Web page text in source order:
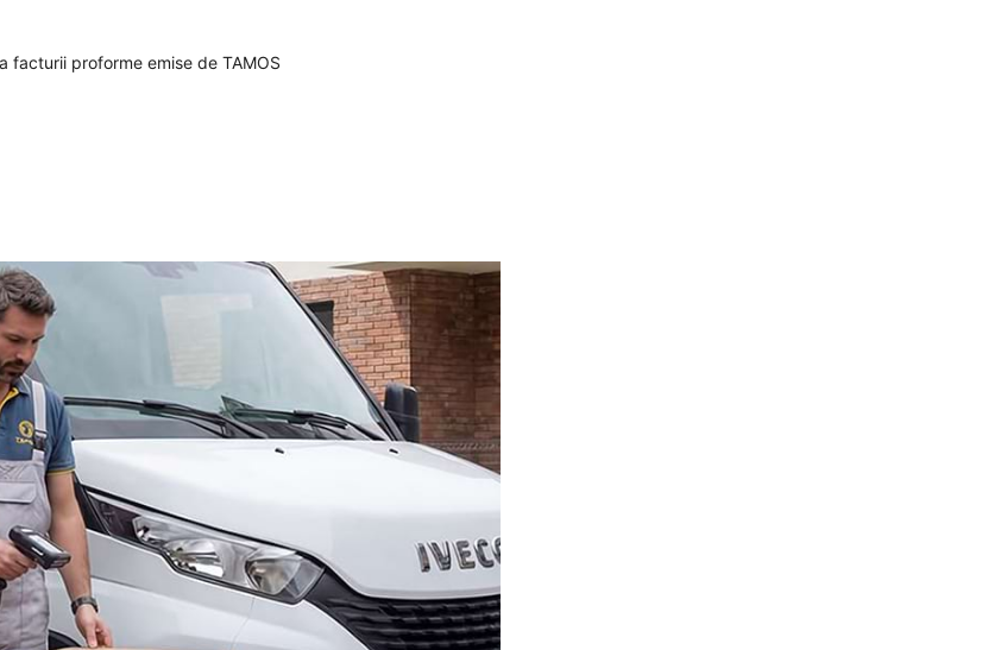
facturii proforme emise de TAMOS